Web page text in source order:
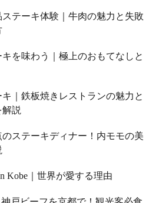
ステーキ体験｜牛肉の魅力と失敗
キを味わう｜極上のおもてなしと
キ｜鉄板焼きレストランの魅力と
説
のステーキディナー！内モモの美
Kobe｜世界が愛する理由